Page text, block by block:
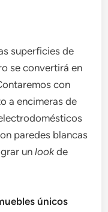
superficies de
se convertirá en
con
a encimeras de
paredes blancas
unlookde
únicos